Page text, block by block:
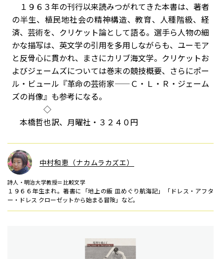
１９６３年の刊行以来読みつがれてきた本書は、著者
の半生、植民地社会の精神構造、教育、人種階級、経
済、芸術を、クリケット論として語る。選手ら人物の細
かな描写は、英文学の引用を多用しながらも、ユーモア
と反骨心に貫かれ、まさにカリブ海文学。クリケットお
よびジェームズについては巻末の競技概要、さらにポー
ル・ビュール『革命の芸術家——Ｃ・Ｌ・Ｒ・ジェーム
ズの肖像』も参考になる。
◇
本橋哲也訳、月曜社・３２４０円
中村和恵（ナカムラカズエ）
詩人・明治大学教授＝比較文学
１９６６年生まれ。著書に「地上の飯 皿めぐり航海記」「ドレス・アフタ
ー・ドレス クローゼットから始まる冒険」など。